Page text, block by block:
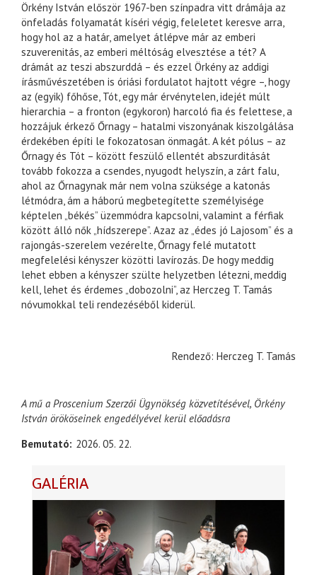
Örkény István először 1967-ben színpadra vitt drámája az
önfeladás folyamatát kíséri végig, feleletet keresve arra,
hogy hol az a határ, amelyet átlépve már az emberi
szuverenitás, az emberi méltóság elvesztése a tét? A
drámát az teszi abszurddá – és ezzel Örkény az addigi
írásművészetében is óriási fordulatot hajtott végre –, hogy
az (egyik) főhőse, Tót, egy már érvénytelen, idejét múlt
hierarchia – a fronton (egykoron) harcoló fia és felettese, a
hozzájuk érkező Őrnagy – hatalmi viszonyának kiszolgálása
érdekében építi le fokozatosan önmagát. A két pólus – az
Őrnagy és Tót – között feszülő ellentét abszurditását
tovább fokozza a csendes, nyugodt helyszín, a zárt falu,
ahol az Őrnagynak már nem volna szüksége a katonás
létmódra, ám a háború megbetegítette személyisége
képtelen „békés” üzemmódra kapcsolni, valamint a férfiak
között álló nők „hídszerepe”. Azaz az „édes jó Lajosom” és a
rajongás-szerelem vezérelte, Őrnagy felé mutatott
megfelelési kényszer közötti lavírozás. De hogy meddig
lehet ebben a kényszer szülte helyzetben létezni, meddig
kell, lehet és érdemes „dobozolni”, az Herczeg T. Tamás
nóvumokkal teli rendezéséből kiderül.
Rendező: Herczeg T. Tamás
A mű a Proscenium Szerzői Ügynökség közvetítésével, Örkény
István örököseinek engedélyével kerül előadásra
Bemutató 2026. 05. 22.
GALÉRIA